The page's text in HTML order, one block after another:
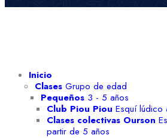
Adultos
Espiaube
Inicio
Clases Grupo de edad
Pequeños 3 - 5 años
Club Piou Piou Esquí lúdico
Clases colectivas Ourson
partir de 5 años